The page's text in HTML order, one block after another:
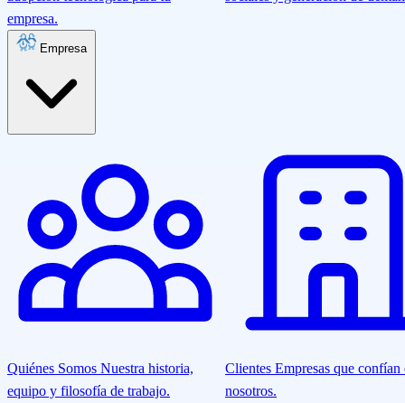
empresa.
Empresa
Quiénes Somos Nuestra historia,
equipo y filosofía de trabajo.
Clientes Empresas que confían
nosotros.